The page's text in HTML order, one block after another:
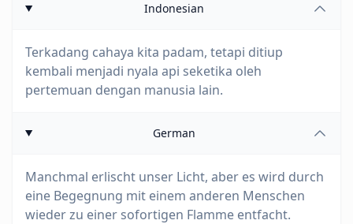
Indonesian
Terkadang cahaya kita padam, tetapi ditiup
kembali menjadi nyala api seketika oleh
pertemuan dengan manusia lain.
German
Manchmal erlischt unser Licht, aber es wird durch
eine Begegnung mit einem anderen Menschen
wieder zu einer sofortigen Flamme entfacht.